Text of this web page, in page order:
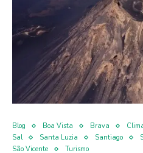
Blog Boa Vista Brava
Sal
Santa Luzia Santiago
São Vicente
Turismo